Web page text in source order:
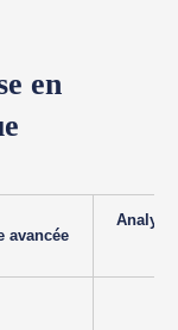
en
avancée